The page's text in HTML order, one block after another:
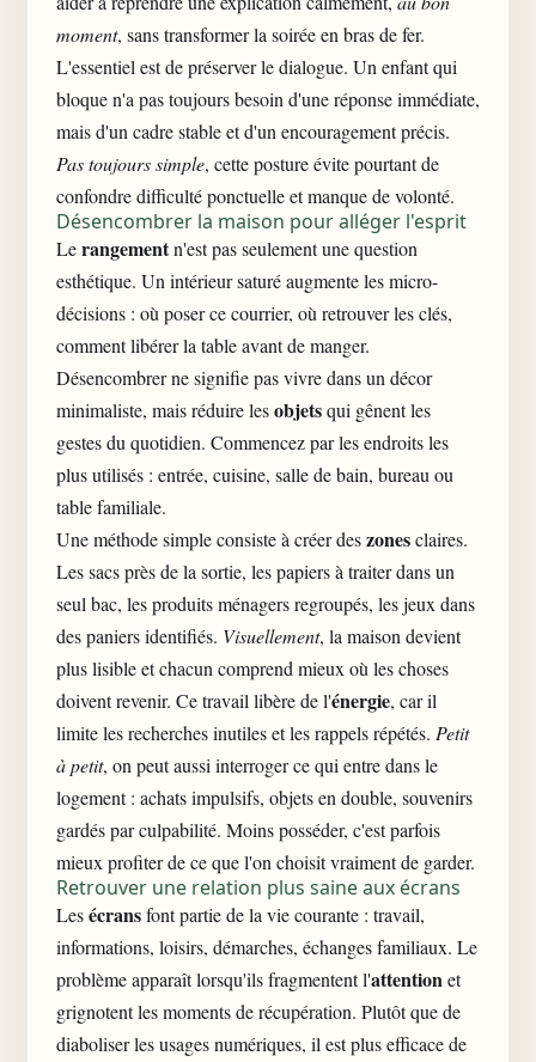
moment, sans transformer la soirée en bras de fer.
L'essentiel est de préserver le dialogue. Un enfant qui
bloque n'a pas toujours besoin d'une réponse immédiate,
mais d'un cadre stable et d'un encouragement précis.
Pas toujours simple, cette posture évite pourtant de
confondre difficulté ponctuelle et manque de volonté.
Désencombrer la maison pour alléger l'esprit
Lerangementn'est pas seulement une question
esthétique. Un intérieur saturé augmente les micro-
décisions : où poser ce courrier, où retrouver les clés,
comment libérer la table avant de manger.
Désencombrer ne signifie pas vivre dans un décor
minimaliste, mais réduire lesobjetsqui gênent les
gestes du quotidien. Commencez par les endroits les
plus utilisés : entrée, cuisine, salle de bain, bureau ou
table familiale.
Une méthode simple consiste à créer deszonesclaires.
Les sacs près de la sortie, les papiers à traiter dans un
seul bac, les produits ménagers regroupés, les jeux dans
des paniers identifiés. Visuellement, la maison devient
plus lisible et chacun comprend mieux où les choses
doivent revenir. Ce travail libère de l'énergie, car il
limite les recherches inutiles et les rappels répétés. Petit
à petit, on peut aussi interroger ce qui entre dans le
logement : achats impulsifs, objets en double, souvenirs
gardés par culpabilité. Moins posséder, c'est parfois
mieux profiter de ce que l'on choisit vraiment de garder.
Retrouver une relation plus saine aux écrans
Lesécransfont partie de la vie courante : travail,
informations, loisirs, démarches, échanges familiaux. Le
problème apparaît lorsqu'ils fragmentent l'attentionet
grignotent les moments de récupération. Plutôt que de
diaboliser les usages numériques, il est plus efficace de